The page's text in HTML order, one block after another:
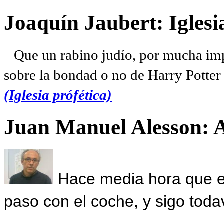
Joaquín Jaubert:
Que un rabino judío, por mucha
sobre la bondad o no de Harry
(Iglesia prófética)
Juan Manuel Alesson:
Hace media hora que
paso con el coche, y sigo